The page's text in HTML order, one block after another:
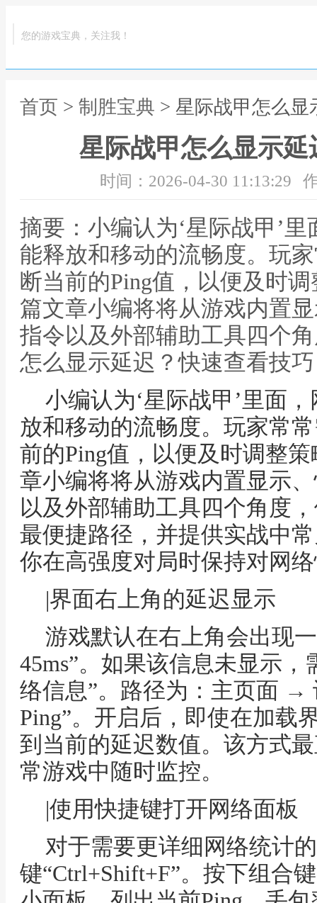
您的游戏宝典，关注我！
首页 > 制胜宝典 > 星际战甲怎么
星际战甲怎么显示
时间：2026-04-30 11:13:29
摘要：小编认为‘星际战甲’
能释放和移动的流畅度。玩
断当前的Ping值，以便及时
篇文章小编将将从游戏内置
指令以及外部辅助工具四个
怎么显示延迟？快速查看技巧
小编认为‘星际战甲’里面
放和移动的流畅度。玩家常
前的Ping值，以便及时调整
章小编将将从游戏内置显示
以及外部辅助工具四个角度
最便捷路径，并提供实战中
你在高强度对局时保持对网
|界面右上角的延迟显示
游戏默认在右上角会出现
45ms”。如果该信息未显示
络信息”。路径为：主页面
Ping”。开启后，即使在加载
到当前的延迟数值。该方式
常游戏中随时监控。
|使用快捷键打开网络面板
对于需要更详细网络统计
键“Ctrl+Shift+F”。按下组合